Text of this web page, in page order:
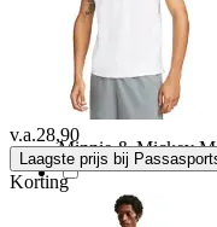
Merchcode (47)
Merkloos(2)
Minnie & Mickey
Mymo(3)
v.a.28,90
Laagste prijs bij
Korting